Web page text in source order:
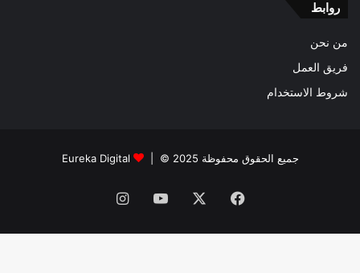
روابط
من نحن
فريق العمل
شروط الاستخدام
جميع الحقوق محفوظة 2025 © | Eureka Digital
فيسبوك ‫YouTube